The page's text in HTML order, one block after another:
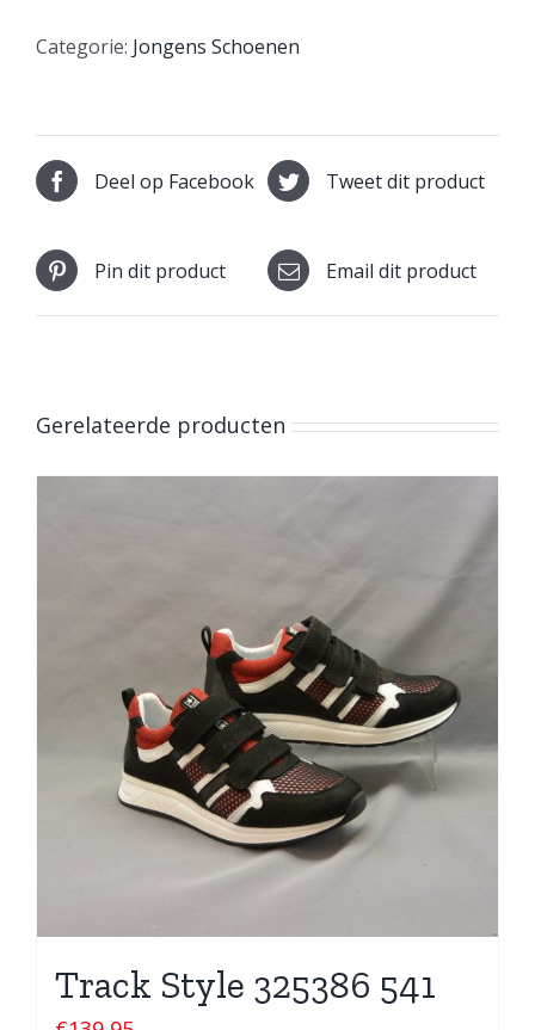
Categorie: Jongens Schoenen
Deel op Facebook Tweet dit product
Pin dit product Email dit product
Gerelateerde producten
Track Style 325386 541